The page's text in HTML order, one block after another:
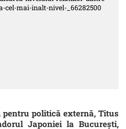
pentru politică externă, Titus
Japoniei la București,